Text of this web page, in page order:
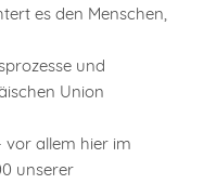
es den Menschen,
und
Union
vor allem hier im
unserer